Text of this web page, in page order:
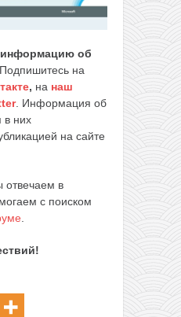
информацию об
Подпишитесь на
, на наш
. Информация об
в них
на сайте
в
с поиском
.